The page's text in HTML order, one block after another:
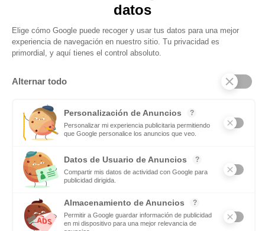
Obtenga actualizaciones y manténgase
conectado: suscríbase a nuestro boletín
maestro de Educación Física
Leer mas
El equipamiento que necesita las lavanderías de